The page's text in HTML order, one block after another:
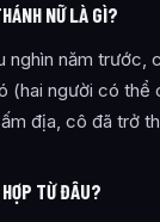
NỮ LÀ GÌ?
nghìn năm trước,
(hai người có thể
địa, cô đã trở
TỪ ĐÂU?